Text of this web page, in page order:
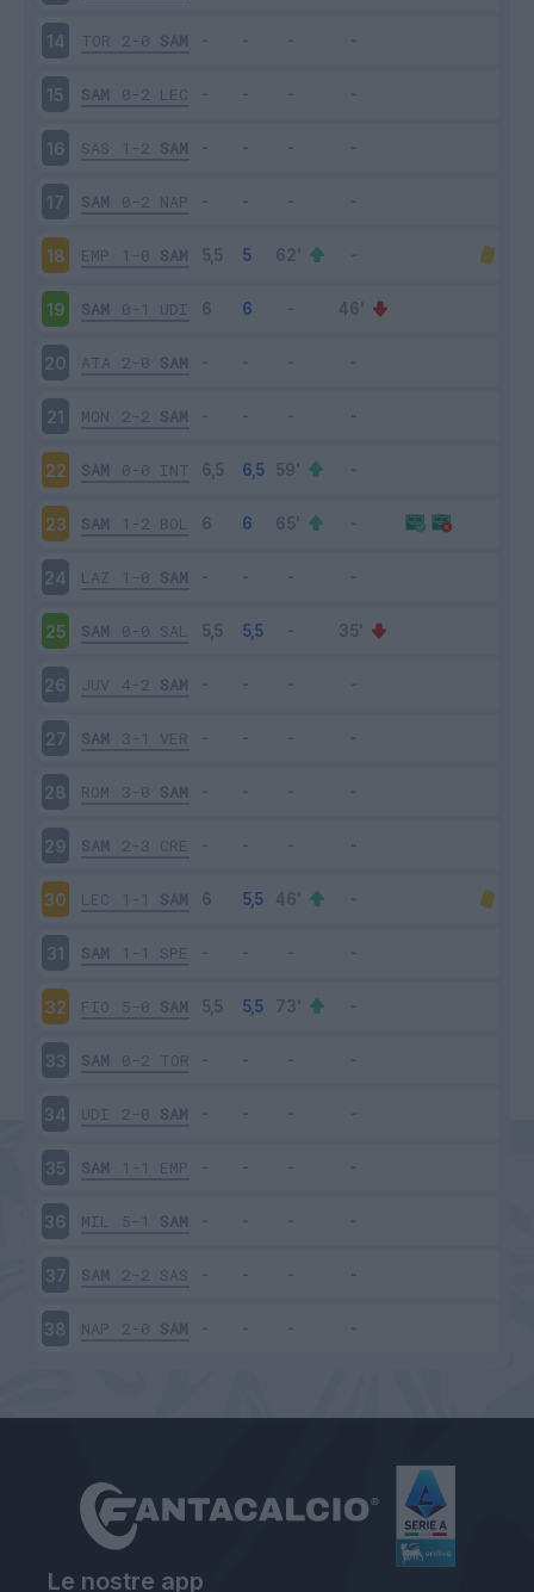
14 TOR 2-0 SAM
15 SAM 0-2 LEC
16 SAS 1-2 SAM
17 SAM 0-2 NAP
18 EMP 1-0 SAM
19 SAM 0-1 UDI
20 ATA 2-0 SAM
21 MON 2-2 SAM
22 SAM 0-0 INT
23 SAM 1-2 BOL
24 LAZ 1-0 SAM
25 SAM 0-0 SAL
26 JUV 4-2 SAM
27 SAM 3-1 VER
28 ROM 3-0 SAM
29 SAM 2-3 CRE
30 LEC 1-1 SAM
31 SAM 1-1 SPE
32 FIO 5-0 SAM
33 SAM 0-2 TOR
34 UDI 2-0 SAM
35 SAM 1-1 EMP
36 MIL 5-1 SAM
37 SAM 2-2 SAS
38 NAP 2-0 SAM
Le nostre app